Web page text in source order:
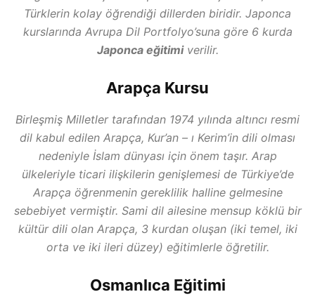
Türklerin kolay öğrendiği dillerden biridir. Japonca
kurslarında Avrupa Dil Portfolyo’suna göre 6 kurda
Japonca eğitimiverilir.
Arapça Kursu
Birleşmiş Milletler tarafından 1974 yılında altıncı resmi
dil kabul edilen Arapça, Kur’an – ı Kerim’in dili olması
nedeniyle İslam dünyası için önem taşır. Arap
ülkeleriyle ticari ilişkilerin genişlemesi de Türkiye’de
Arapça öğrenmenin gereklilik halline gelmesine
sebebiyet vermiştir. Sami dil ailesine mensup köklü bir
kültür dili olan Arapça, 3 kurdan oluşan (iki temel, iki
orta ve iki ileri düzey) eğitimlerle öğretilir.
Osmanlıca Eğitimi